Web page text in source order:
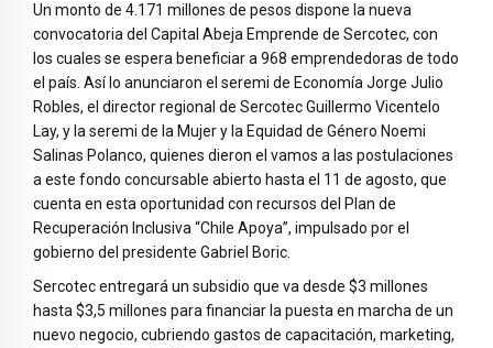
Un monto de 4.171 millones de pesos dispone la nueva
convocatoria del Capital Abeja Emprende de Sercotec, con
los cuales se espera beneficiar a 968 emprendedoras de todo
el país. Así lo anunciaron el seremi de Economía Jorge Julio
Robles, el director regional de Sercotec Guillermo Vicentelo
Lay, y la seremi de la Mujer y la Equidad de Género Noemi
Salinas Polanco, quienes dieron el vamos a las postulaciones
a este fondo concursable abierto hasta el 11 de agosto, que
cuenta en esta oportunidad con recursos del Plan de
Recuperación Inclusiva “Chile Apoya”, impulsado por el
gobierno del presidente Gabriel Boric.
Sercotec entregará un subsidio que va desde $3 millones
hasta $3,5 millones para financiar la puesta en marcha de un
nuevo negocio, cubriendo gastos de capacitación, marketing,